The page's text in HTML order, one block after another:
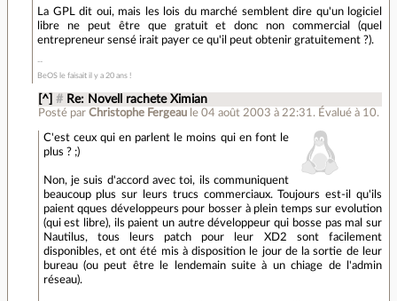
La GPL dit oui, mais les lois du marché semblent dire qu'un logiciel
libre ne peut être que gratuit et donc non commercial (quel
entrepreneur sensé irait payer ce qu'il peut obtenir gratuitement ?).
BeOS le faisait il y a 20 ans !
[^] # Re: Novell rachete Ximian
Posté par Christophe Fergeau le 04 août 2003 à 22:31 . Évalué à 10.
C'est ceux qui en parlent le moins qui en font le
plus ? ;)
Non, je suis d'accord avec toi, ils communiquent
beaucoup plus sur leurs trucs commerciaux. Toujours est-il qu'ils
paient qques développeurs pour bosser à plein temps sur evolution
(qui est libre), ils paient un autre développeur qui bosse pas mal sur
Nautilus, tous leurs patch pour leur XD2 sont facilement
disponibles, et ont été mis à disposition le jour de la sortie de leur
bureau (ou peut être le lendemain suite à un chiage de l'admin
réseau).